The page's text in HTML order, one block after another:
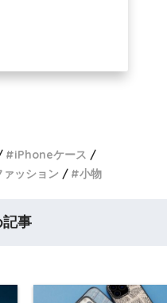
iPhoneケース
ァッション 小物
記事